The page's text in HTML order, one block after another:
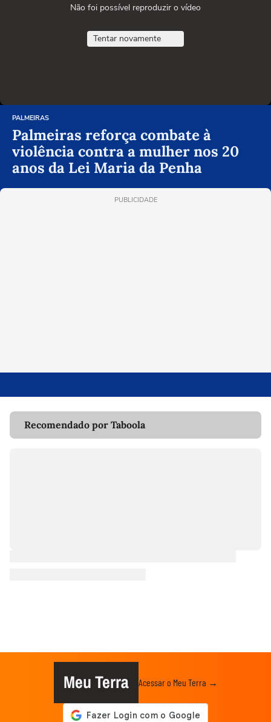
Não foi possível reproduzir o vídeo
Tentar novamente
PALMEIRAS
Palmeiras reforça combate à
violência contra a mulher nos 20
anos da Lei Maria da Penha
PUBLICIDADE
Recomendado por Taboola
Meu Terra Acessar o Meu Terra →